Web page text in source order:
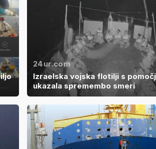
24ur.com
Izraelska vojska flotilji s
ukazala spremembo smeri